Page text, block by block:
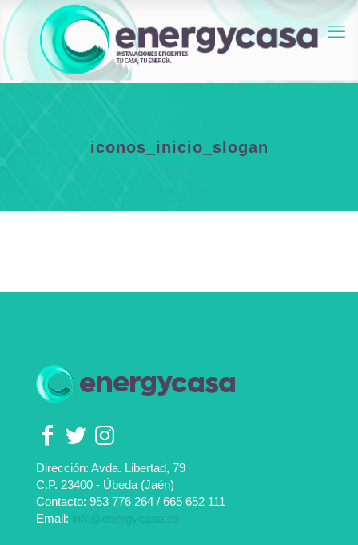
iconos_inicio_slogan
Dirección: Avda. Libertad, 79
C.P. 23400 - Úbeda (Jaén)
Contacto: 953 776 264 / 665 652 111
Email: